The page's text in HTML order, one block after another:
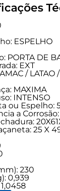
ESPELHO
PORTA DE
EXT
/ LATAO
MAXIMA
INTENSO
ou Espelho:
a Corrosão:
25 X 49
230
0,939